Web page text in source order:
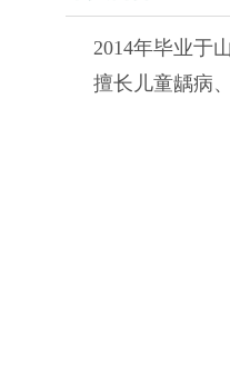
2014年毕业于
擅长儿童龋病、